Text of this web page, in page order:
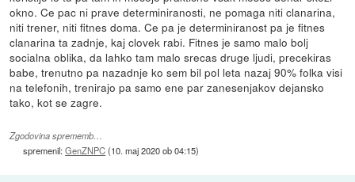
okno. Ce pac ni prave determiniranosti, ne pomaga niti clanarina,
niti trener, niti fitnes doma. Ce pa je determiniranost pa je fitnes
clanarina ta zadnje, kaj clovek rabi. Fitnes je samo malo bolj
socialna oblika, da lahko tam malo srecas druge ljudi, precekiras
babe, trenutno pa nazadnje ko sem bil pol leta nazaj 90% folka visi
na telefonih, trenirajo pa samo ene par zanesenjakov dejansko
tako, kot se zagre.
Zgodovina sprememb…
spremenil:GenZNPC(10. maj 2020 ob 04:15)